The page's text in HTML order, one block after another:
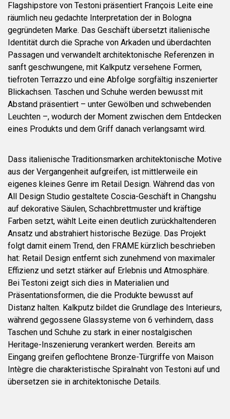
Flagshipstore von Testoni präsentiert François Leite eine
räumlich neu gedachte Interpretation der in Bologna
gegründeten Marke. Das Geschäft übersetzt italienische
Identität durch die Sprache von Arkaden und überdachten
Passagen und verwandelt architektonische Referenzen in
sanft geschwungene, mit Kalkputz versehene Formen,
tiefroten Terrazzo und eine Abfolge sorgfältig inszenierter
Blickachsen. Taschen und Schuhe werden bewusst mit
Abstand präsentiert – unter Gewölben und schwebenden
Leuchten –, wodurch der Moment zwischen dem Entdecken
eines Produkts und dem Griff danach verlangsamt wird.
Dass italienische Traditionsmarken architektonische Motive
aus der Vergangenheit aufgreifen, ist mittlerweile ein
eigenes kleines Genre im Retail Design. Während das von
All Design Studio gestaltete Coscia-Geschäft in Changshu
auf dekorative Säulen, Schachbrettmuster und kräftige
Farben setzt, wählt Leite einen deutlich zurückhaltenderen
Ansatz und abstrahiert historische Bezüge. Das Projekt
folgt damit einem Trend, den FRAME kürzlich beschrieben
hat: Retail Design entfernt sich zunehmend von maximaler
Effizienz und setzt stärker auf Erlebnis und Atmosphäre.
Bei Testoni zeigt sich dies in Materialien und
Präsentationsformen, die die Produkte bewusst auf
Distanz halten. Kalkputz bildet die Grundlage des Interieurs,
während gegossene Glassysteme von 6 verhindern, dass
Taschen und Schuhe zu stark in einer nostalgischen
Heritage-Inszenierung verankert werden. Bereits am
Eingang greifen geflochtene Bronze-Türgriffe von Maison
Intègre die charakteristische Spiralnaht von Testoni auf und
übersetzen sie in architektonische Details.